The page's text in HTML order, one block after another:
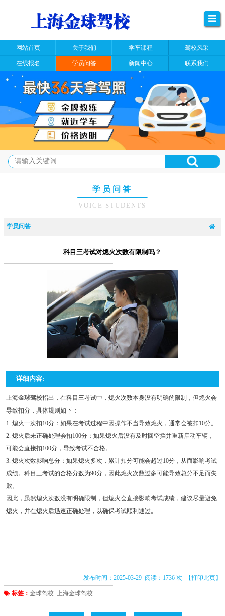
网站首页 关于我们 学车课程 驾校风采
在线报名 学员问答 新闻中心 联系我们
学员问答
VOICE STUDENTS
学员问答
科目三考试对熄火次数有限制吗？
详细内容:
上海金球驾校指出，在科目三考试中，熄火次数本身没有明确的限制，但熄火会
导致扣分，具体规则如下：
1. 熄火一次扣10分：如果在考试过程中因操作不当导致熄火，通常会被扣10分。
2. 熄火后未正确处理会扣100分：如果熄火后没有及时回空挡并重新启动车辆，
可能会直接扣100分，导致考试不合格。
3. 熄火次数影响总分：如果熄火多次，累计扣分可能会超过10分，从而影响考试
成绩。科目三考试的合格分数为90分，因此熄火次数过多可能导致总分不足而失
败。
因此，虽然熄火次数没有明确限制，但熄火会直接影响考试成绩，建议尽量避免
熄火，并在熄火后迅速正确处理，以确保考试顺利通过。
发布时间：2025-03-29 阅读：1736 次 【打印此页】
标签： 金球驾校 上海金球驾校